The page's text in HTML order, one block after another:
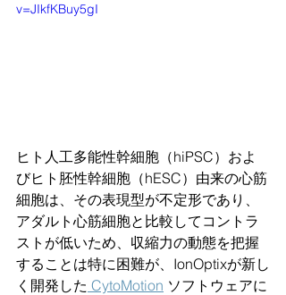
v=JIkfKBuy5gI
ヒト人工多能性幹細胞（hiPSC）およ
びヒト胚性幹細胞（hESC）由来の心筋
細胞は、その表現型が不定形であり、
アダルト心筋細胞と比較してコントラ
ストが低いため、収縮力の動態を把握
することは特に困難が、IonOptixが新し
く開発した CytoMotion ソフトウェアに